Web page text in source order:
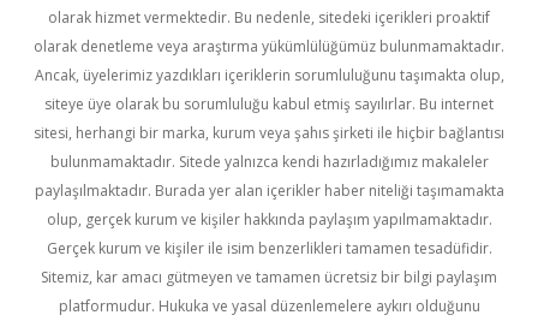
olarak hizmet vermektedir. Bu nedenle, sitedeki içerikleri proaktif
olarak denetleme veya araştırma yükümlülüğümüz bulunmamaktadır.
Ancak, üyelerimiz yazdıkları içeriklerin sorumluluğunu taşımakta olup,
siteye üye olarak bu sorumluluğu kabul etmiş sayılırlar. Bu internet
sitesi, herhangi bir marka, kurum veya şahıs şirketi ile hiçbir bağlantısı
bulunmamaktadır. Sitede yalnızca kendi hazırladığımız makaleler
paylaşılmaktadır. Burada yer alan içerikler haber niteliği taşımamakta
olup, gerçek kurum ve kişiler hakkında paylaşım yapılmamaktadır.
Gerçek kurum ve kişiler ile isim benzerlikleri tamamen tesadüfidir.
Sitemiz, kar amacı gütmeyen ve tamamen ücretsiz bir bilgi paylaşım
platformudur. Hukuka ve yasal düzenlemelere aykırı olduğunu